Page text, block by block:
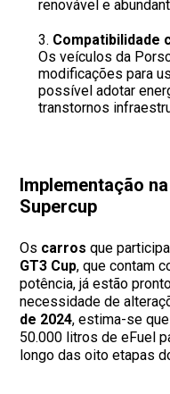
renovável e
Compatibilidade
Os veículos da
modificações para
possível adotar
transtornos
Implementação
Supercup
Os carros que
GT3 Cup, que contam
potência, já estão
necessidade de
de 2024, estima-se
50.000 litros de eFuel
longo das oito etapas